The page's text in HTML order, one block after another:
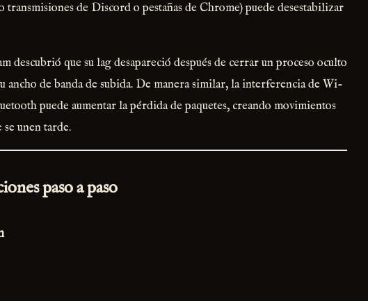
transmisiones de Discord o pestañas de Chrome) puede desestabilizar
descubrió que su lag desapareció después de cerrar un proceso oculto
ancho de banda de subida. De manera similar, la interferencia de Wi-
puede aumentar la pérdida de paquetes, creando movimientos
se unen tarde.
paso a paso